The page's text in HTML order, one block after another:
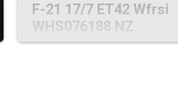
F-21 17/7 ET42 Wfrsi
WHS076188 NZ